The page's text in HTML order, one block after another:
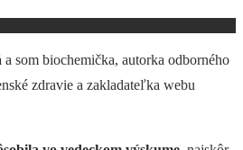
a som biochemička, autorka odborného
zdravie a zakladateľka webu